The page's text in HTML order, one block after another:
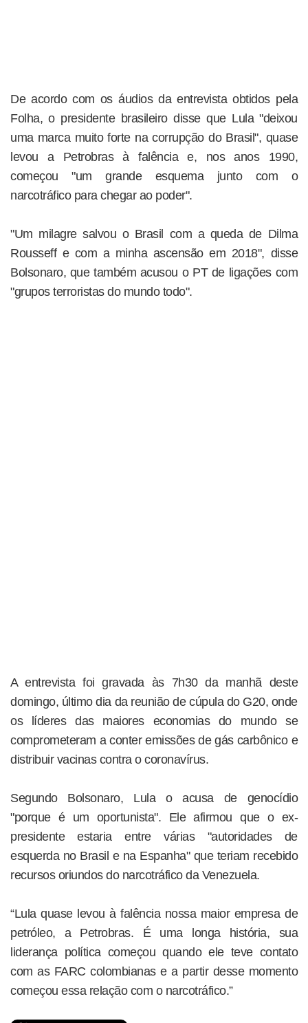
De acordo com os áudios da entrevista obtidos pela
Folha, o presidente brasileiro disse que Lula "deixou
uma marca muito forte na corrupção do Brasil", quase
levou a Petrobras à falência e, nos anos 1990,
começou "um grande esquema junto com o
narcotráfico para chegar ao poder".
"Um milagre salvou o Brasil com a queda de Dilma
Rousseff e com a minha ascensão em 2018", disse
Bolsonaro, que também acusou o PT de ligações com
"grupos terroristas do mundo todo".
A entrevista foi gravada às 7h30 da manhã deste
domingo, último dia da reunião de cúpula do G20, onde
os líderes das maiores economias do mundo se
comprometeram a conter emissões de gás carbônico e
distribuir vacinas contra o coronavírus.
Segundo Bolsonaro, Lula o acusa de genocídio
"porque é um oportunista". Ele afirmou que o ex-
presidente estaria entre várias "autoridades de
esquerda no Brasil e na Espanha" que teriam recebido
recursos oriundos do narcotráfico da Venezuela.
“Lula quase levou à falência nossa maior empresa de
petróleo, a Petrobras. É uma longa história, sua
liderança política começou quando ele teve contato
com as FARC colombianas e a partir desse momento
começou essa relação com o narcotráfico.”